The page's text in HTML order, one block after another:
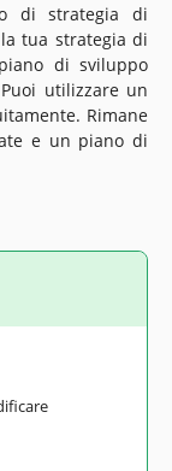
di strategia di
tua strategia di
di sviluppo
utilizzare un
Rimane
e un piano di